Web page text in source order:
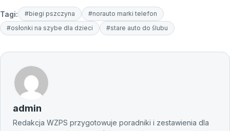
Tagi: #biegi pszczyna
#norauto marki telefon
#osłonki na szybe dla dzieci
#stare auto do ślubu
admin
Redakcja WZPS przygotowuje poradniki i zestawienia dla